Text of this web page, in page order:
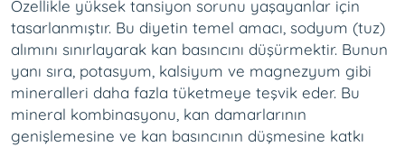
Özellikle yüksek tansiyon sorunu yaşayanlar için
tasarlanmıştır. Bu diyetin temel amacı, sodyum (tuz)
alımını sınırlayarak kan basıncını düşürmektir. Bunun
yanı sıra, potasyum, kalsiyum ve magnezyum gibi
mineralleri daha fazla tüketmeye teşvik eder. Bu
mineral kombinasyonu, kan damarlarının
genişlemesine ve kan basıncının düşmesine katkı